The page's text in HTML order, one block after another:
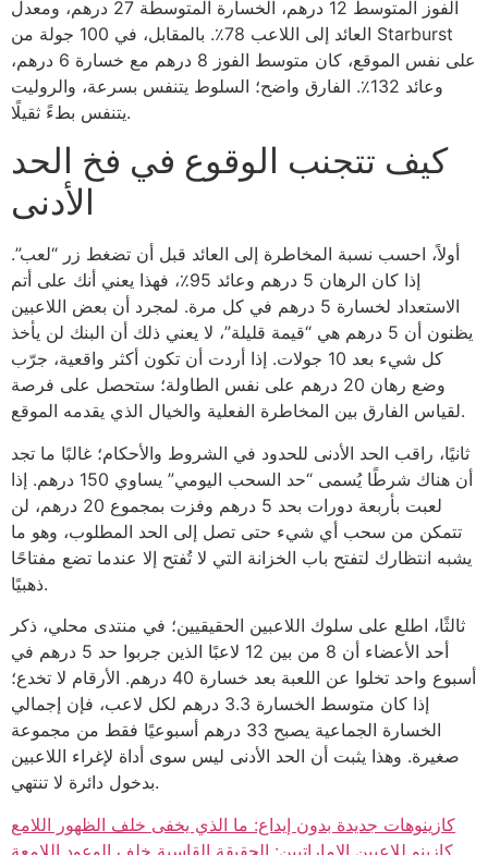
الفوز المتوسط 12 درهم، الخسارة المتوسطة 27 درهم، ومعدل
العائد إلى اللاعب 78٪. بالمقابل، في 100 جولة من Starburst
على نفس الموقع، كان متوسط الفوز 8 درهم مع خسارة 6 درهم،
وعائد 132٪. الفارق واضح؛ السلوط يتنفس بسرعة، والروليت
يتنفس بطءً ثقيلًا.
كيف تتجنب الوقوع في فخ الحد
الأدنى
أولاً، احسب نسبة المخاطرة إلى العائد قبل أن تضغط زر “لعب”.
إذا كان الرهان 5 درهم وعائد 95٪، فهذا يعني أنك على أتم
الاستعداد لخسارة 5 درهم في كل مرة. لمجرد أن بعض اللاعبين
يظنون أن 5 درهم هي “قيمة قليلة”، لا يعني ذلك أن البنك لن يأخذ
كل شيء بعد 10 جولات. إذا أردت أن تكون أكثر واقعية، جرّب
وضع رهان 20 درهم على نفس الطاولة؛ ستحصل على فرصة
لقياس الفارق بين المخاطرة الفعلية والخيال الذي يقدمه الموقع.
ثانيًا، راقب الحد الأدنى للحدود في الشروط والأحكام؛ غالبًا ما تجد
أن هناك شرطًا يُسمى “حد السحب اليومي” يساوي 150 درهم. إذا
لعبت بأربعة دورات بحد 5 درهم وفزت بمجموع 20 درهم، لن
تتمكن من سحب أي شيء حتى تصل إلى الحد المطلوب، وهو ما
يشبه انتظارك لتفتح باب الخزانة التي لا تُفتح إلا عندما تضع مفتاحًا
ذهبيًا.
ثالثًا، اطلع على سلوك اللاعبين الحقيقيين؛ في منتدى محلي، ذكر
أحد الأعضاء أن 8 من بين 12 لاعبًا الذين جربوا حد 5 درهم في
أسبوع واحد تخلوا عن اللعبة بعد خسارة 40 درهم. الأرقام لا تخدع؛
إذا كان متوسط الخسارة 3.3 درهم لكل لاعب، فإن إجمالي
الخسارة الجماعية يصبح 33 درهم أسبوعيًا فقط من مجموعة
صغيرة. وهذا يثبت أن الحد الأدنى ليس سوى أداة لإغراء اللاعبين
بدخول دائرة لا تنتهي.
كازينوهات جديدة بدون إيداع: ما الذي يخفى خلف الظهور اللامع
كازينو للاعبين الإماراتيين: الحقيقة القاسية خلف الوعود اللامعة